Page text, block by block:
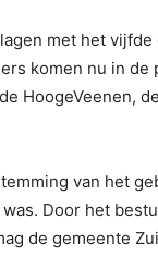
met het
komen nu in de
HoogeVeenen,
van het
Door het
de gemeente